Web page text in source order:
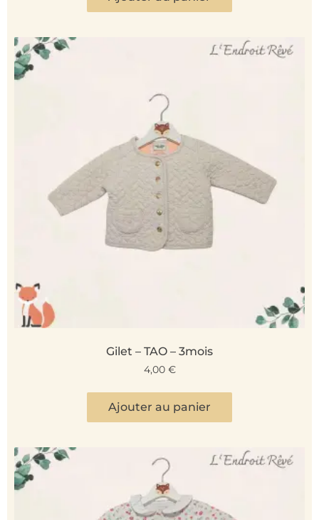
Gilet – TAO – 3mois
4,00 €
Ajouter au panier